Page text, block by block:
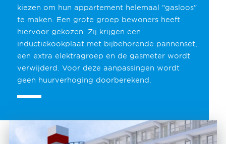
kiezen om hun appartement helemaal “gasloos”
te maken. Een grote groep bewoners heeft
hiervoor gekozen. Zij krijgen een
inductiekookplaat met bijbehorende pannenset,
een extra elektragroep en de gasmeter wordt
verwijderd. Voor deze aanpassingen wordt
geen huurverhoging doorberekend.